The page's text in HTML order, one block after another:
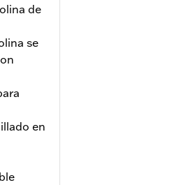
de
se
en